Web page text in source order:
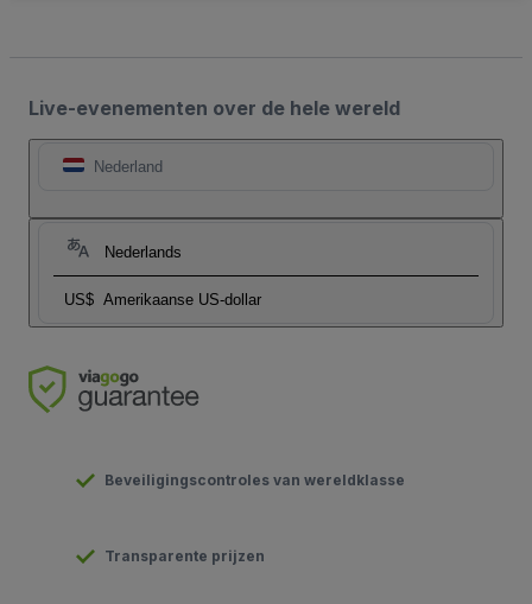
Live-evenementen over de hele wereld
Nederland
Nederlands
US$ Amerikaanse US-dollar
Beveiligingscontroles van wereldklasse
Transparente prijzen